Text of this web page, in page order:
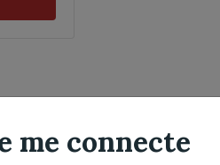
me connecte